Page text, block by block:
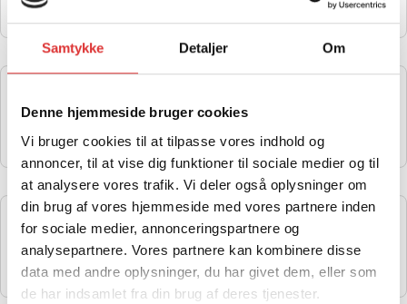
Samtykke Detaljer Om
Denne hjemmeside bruger cookies
Vi bruger cookies til at tilpasse vores indhold og
annoncer, til at vise dig funktioner til sociale medier og til
at analysere vores trafik. Vi deler også oplysninger om
din brug af vores hjemmeside med vores partnere inden
for sociale medier, annonceringspartnere og
analysepartnere. Vores partnere kan kombinere disse
data med andre oplysninger, du har givet dem, eller som
de har indsamlet fra din brug af deres tjenester.
2.590,00kr.
FORKOFANGER TIL ZFORCE 950 SPORT
3.490,00kr.
Læs mere